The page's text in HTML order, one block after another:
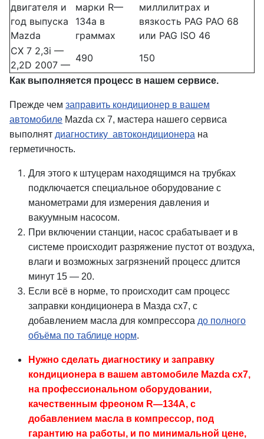
двигателя и
год выпуска
Mazda
марки R—
134a в
граммах
миллилитрах и
вязкость PAG PAO 68
или PAG ISO 46
CX 7 2,3i —
2,2D 2007 —
490 150
Как выполняется процесс в нашем сервисе.
Прежде чем заправить кондиционер в вашем
автомобиле Mazda cx 7, мастера нашего сервиса
выполнят диагностику автокондиционера на
герметичность.
Для этого к штуцерам находящимся на трубках
подключается специальное оборудование с
манометрами для измерения давления и
вакуумным насосом.
При включении станции, насос срабатывает и в
системе происходит разряжение пустот от воздуха,
влаги и возможных загрязнений процесс длится
минут 15 — 20.
Если всё в норме, то происходит сам процесс
заправки кондиционера в Мазда cx7, с
добавлением масла для компрессора до полного
объёма по таблице норм.
Нужно сделать диагностику и заправку
кондиционера в вашем автомобиле Mazda cx7,
на профессиональном оборудовании,
качественным фреоном R—134A, с
добавлением масла в компрессор, под
гарантию на работы, и по минимальной цене,